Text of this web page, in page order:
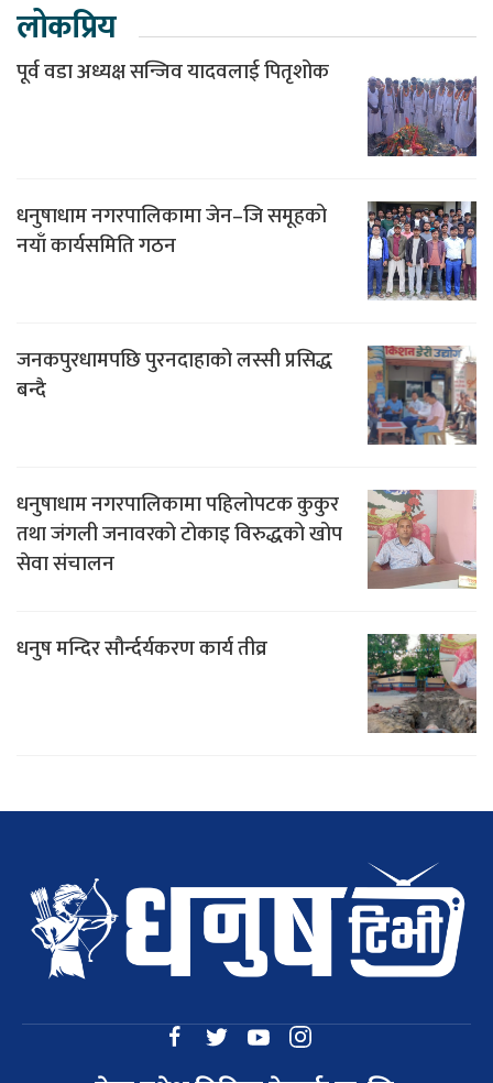
लोकप्रिय
पूर्व वडा अध्यक्ष सन्जिव यादवलाई पितृशोक
धनुषाधाम नगरपालिकामा जेन–जि समूहको
नयाँ कार्यसमिति गठन
जनकपुरधामपछि पुरनदाहाको लस्सी प्रसिद्ध
बन्दै
धनुषाधाम नगरपालिकामा पहिलोपटक कुकुर
तथा जंगली जनावरको टोकाइ विरुद्धको खोप
सेवा संचालन
धनुष मन्दिर सौर्न्दर्यकरण कार्य तीव्र